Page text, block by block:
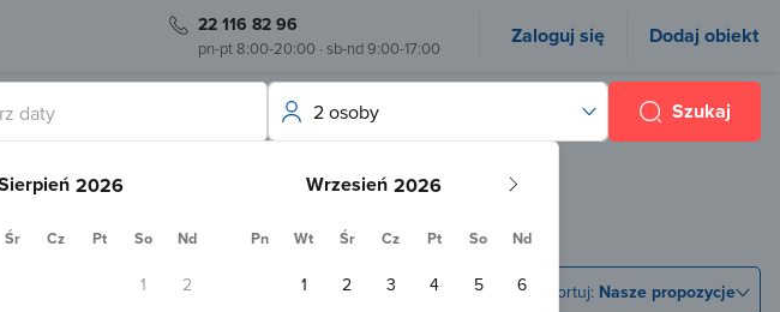
22 116 82 96
pn-pt 8:00-20:00 · sb-nd 9:00-17:00 Zaloguj się Dodaj obiekt
daty
Wrzesień
Śr Cz Pt So Nd Pn Wt Śr Cz Pt So Nd
1
2
1 2 3 4 5
6
2 osoby Szukaj
Sortuj: Nasze propozycje